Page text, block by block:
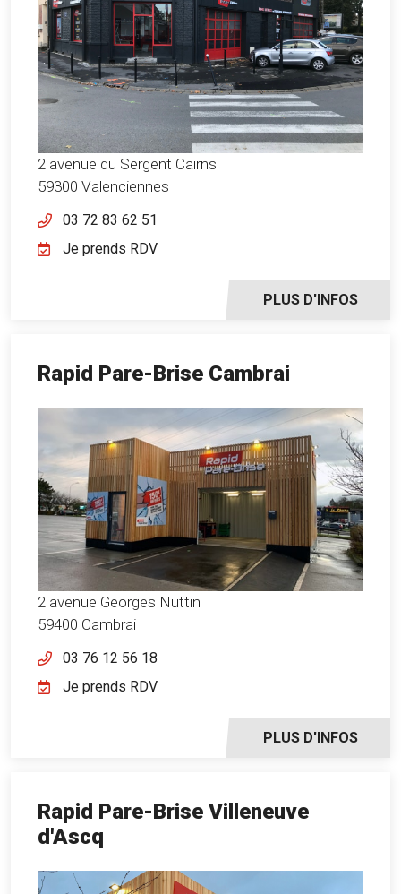
2 avenue du Sergent Cairns
59300 Valenciennes
03 72 83 62 51
PLUS D'INFOS
Je prends RDV
Rapid Pare-Brise Cambrai
2 avenue Georges Nuttin
59400 Cambrai
03 76 12 56 18
PLUS D'INFOS
Je prends RDV
Rapid Pare-Brise Villeneuve
d'Ascq